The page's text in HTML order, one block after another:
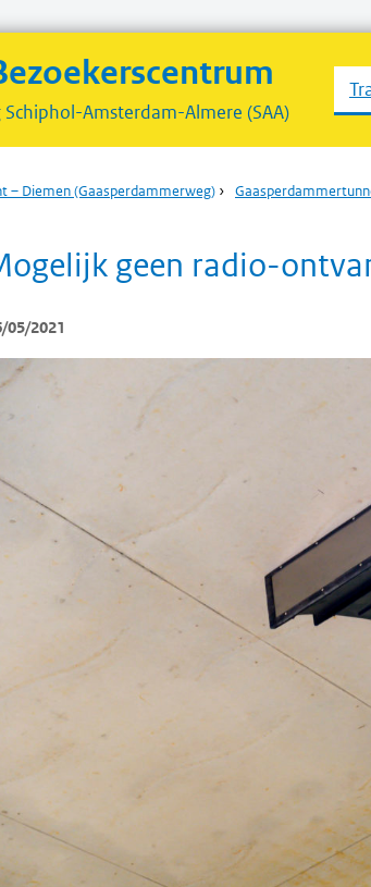
Schiphol-Amsterdam-Almere (SAA)
– Diemen (Gaasperdammerweg) ›
geen radio-
05/2021